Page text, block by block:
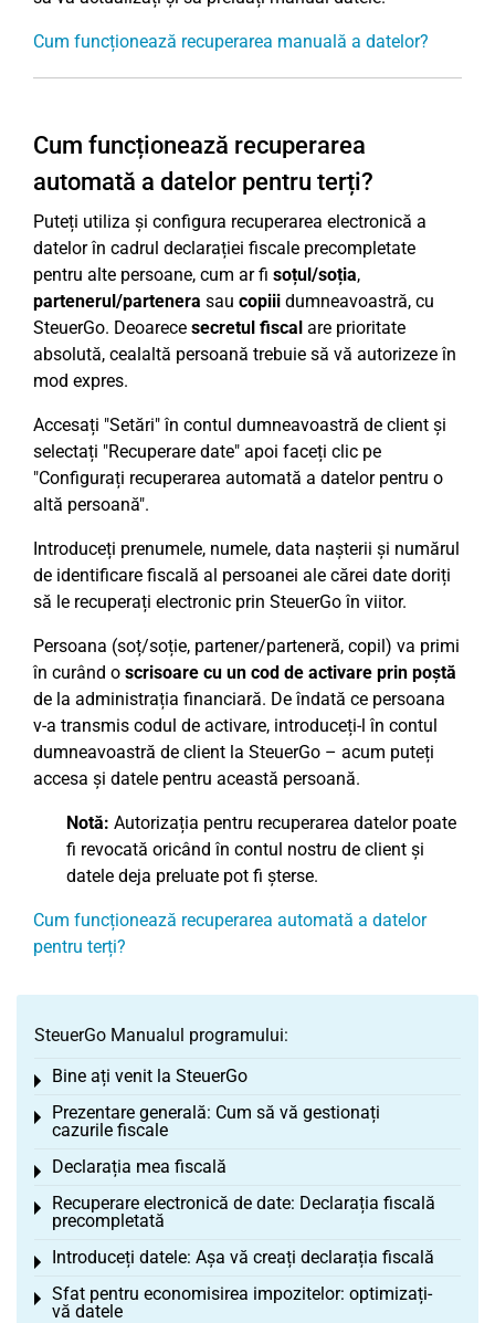
Cum funcționează recuperarea manuală a datelor?
Cum funcționează recuperarea
automată a datelor pentru terți?
Puteți utiliza și configura recuperarea electronică a
datelor în cadrul declarației fiscale precompletate
pentru alte persoane, cum ar fi soțul/soția,
partenerul/partenera sau copiii dumneavoastră, cu
SteuerGo. Deoarece secretul fiscal are prioritate
absolută, cealaltă persoană trebuie să vă autorizeze în
mod expres.
Accesați "Setări" în contul dumneavoastră de client și
selectați "Recuperare date" apoi faceți clic pe
"Configurați recuperarea automată a datelor pentru o
altă persoană".
Introduceți prenumele, numele, data nașterii și numărul
de identificare fiscală al persoanei ale cărei date doriți
să le recuperați electronic prin SteuerGo în viitor.
Persoana (soț/soție, partener/parteneră, copil) va primi
în curând o scrisoare cu un cod de activare prin poștă
de la administrația financiară. De îndată ce persoana
v-a transmis codul de activare, introduceți-l în contul
dumneavoastră de client la SteuerGo – acum puteți
accesa și datele pentru această persoană.
Notă: Autorizația pentru recuperarea datelor poate
fi revocată oricând în contul nostru de client și
datele deja preluate pot fi șterse.
Cum funcționează recuperarea automată a datelor
pentru terți?
SteuerGo Manualul programului:
Bine ați venit la SteuerGo
Toggle menu
Prezentare generală: Cum să vă gestionați
cazurile fiscale
Toggle menu
Declarația mea fiscală
Toggle menu
Recuperare electronică de date: Declarația fiscală
precompletată
Toggle menu
Introduceți datele: Așa vă creați declarația fiscală
Toggle menu
Sfat pentru economisirea impozitelor: optimizați-
vă datele
Toggle menu